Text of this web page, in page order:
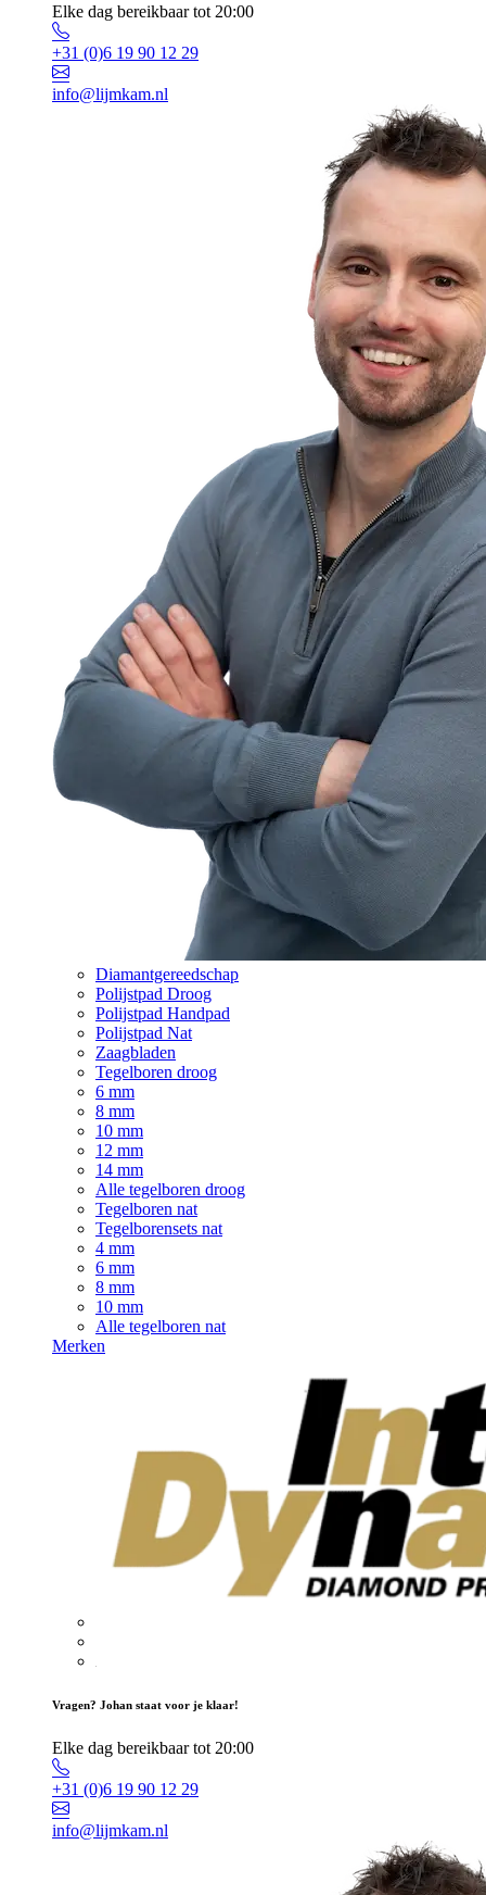
Elke dag bereikbaar tot 20:00
+31 (0)6 19 90 12 29
info@lijmkam.nl
Diamantgereedschap
Polijstpad Droog
Polijstpad Handpad
Polijstpad Nat
Zaagbladen
Tegelboren droog
6 mm
8 mm
10 mm
12 mm
14 mm
Alle tegelboren droog
Tegelboren nat
Tegelborensets nat
4 mm
6 mm
8 mm
10 mm
Alle tegelboren nat
Merken
Vragen? Johan staat voor je klaar!
Elke dag bereikbaar tot 20:00
+31 (0)6 19 90 12 29
info@lijmkam.nl